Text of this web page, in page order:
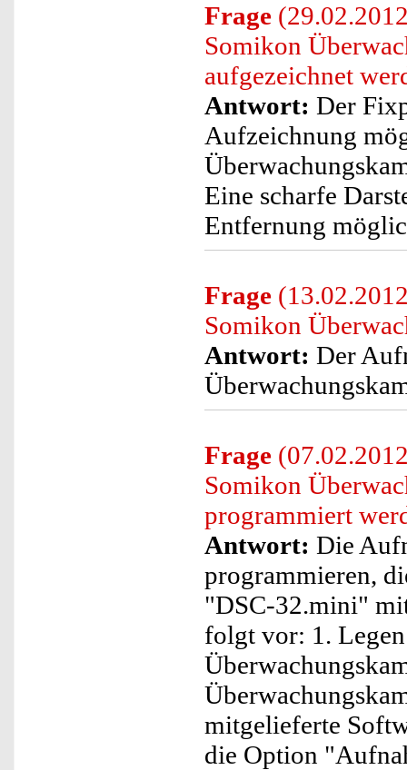
Frage
Somikon
aufgezeichnet
Antwort: Der
Aufzeichnung
Eine scharfe
Entfernung
Frage
Somikon
Antwort: Der
Frage
Somikon
programmiert
Antwort: Die
programmieren,
"DSC-32.mini"
folgt vor: 1.
mitgelieferte
die Option